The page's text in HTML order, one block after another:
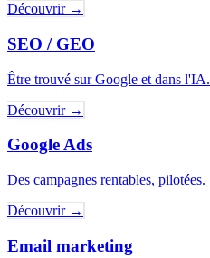
Découvrir →
SEO / GEO
Être trouvé sur Google et dans l'IA.
Découvrir →
Google Ads
Des campagnes rentables, pilotées.
Découvrir →
Email marketing